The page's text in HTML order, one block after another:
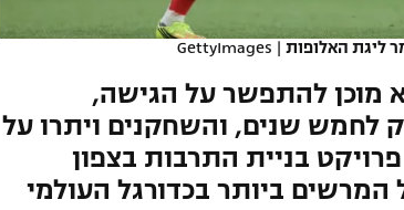
ליגת האלופות |
GettyImages
מוכן להתפשר על הגישה,
לחמש שנים, והשחקנים ויתרו על
בניית התרבות בצפון
המרשים ביותר בכדורגל העולמי